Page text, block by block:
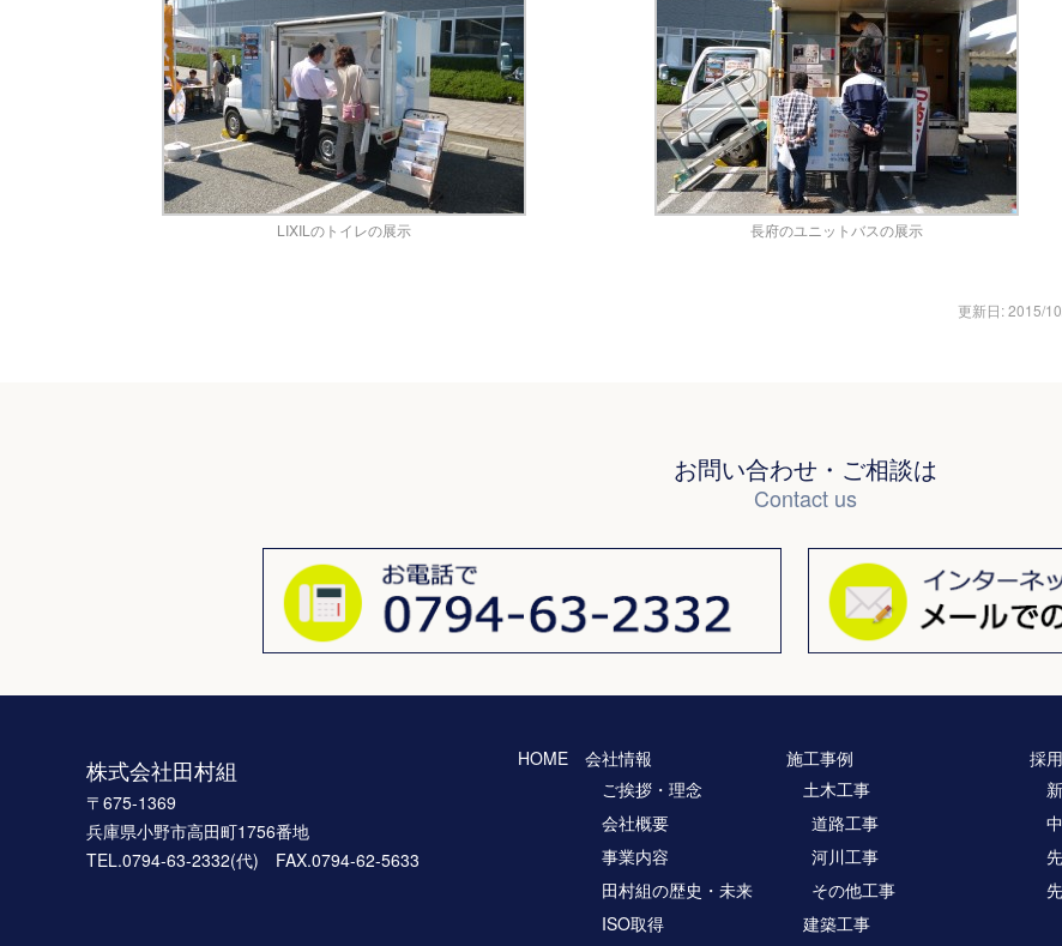
LIXILのトイレの展示 長府のユニットバスの展示
更新日: 2015/
お問い合わせ・ご相談は
Contact us
株式会社田村組
〒675-1369
兵庫県小野市高田町1756番地
TEL.0794-63-2332(代) FAX.0794-62-5633
HOME
会社情報
ご挨拶・理念
会社概要
事業内容
田村組の歴史・未来
ISO取得
施工事例
土木工事
道路工事
河川工事
その他工事
建築工事
採